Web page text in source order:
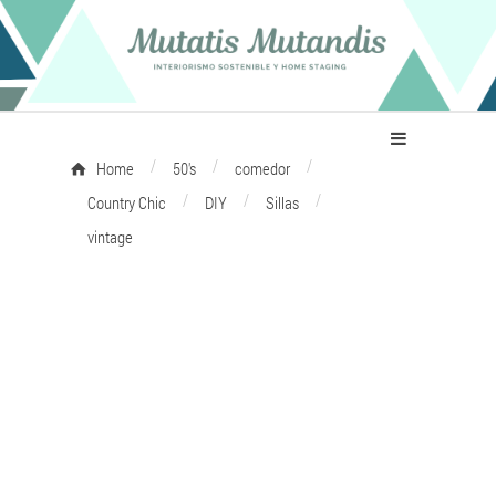
Home / 50's / comedor
/
Country Chic
/ DIY / Sillas
/
vintage